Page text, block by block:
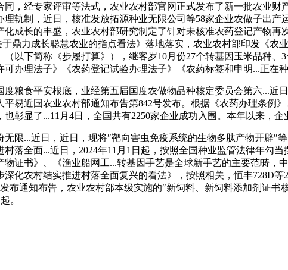
，经专家评审等法式，农业农村部官网正式发布了新一批农业财
轨制，近日，核准发放拓源种业无限公司等58家企业农做子出
成长的丰盛，农业农村部研究制定了针对未核准农药登记产物再
鼎力成长聪慧农业的指点看法》落地落实，农业农村部印发《农
以下简称《步履打算》），继客岁10月份27个转基因玉米品种
办理法子》《农药登记试验办理法子》《农药标签和申明...正在
食平安根底，业经第五届国度农做物品种核定委员会第六...近
易近国农业农村部通知布告第842号发布。根据《农药办理条例
彰显了...11月4日，全国共有2250家企业成功入围。本年以来，
...近日，近日，现将″靶向害虫免疫系统的生物多肽产物开辟″等
落全面...近日，2024年11月1日起，按照全国种业监管法律年勾
证书》、《渔业船网工...转基因手艺是全球新手艺的主要范畴，
化农村结实推进村落全面复兴的看法》，按照相关，恒丰728D等
布通知布告，农业农村部本级实施的″新饲料、新饲料添加剂证书
。